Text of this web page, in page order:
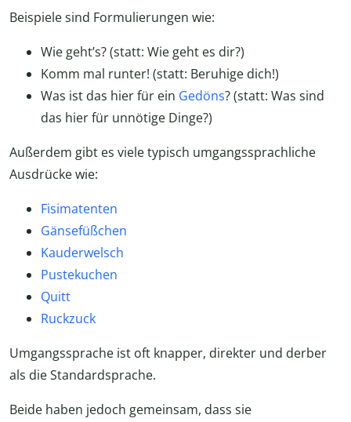
Beispiele sind Formulierungen wie:
Wie geht’s? (statt: Wie geht es dir?)
Komm mal runter! (statt: Beruhige dich!)
Was ist das hier für ein Gedöns? (statt: Was sind
das hier für unnötige Dinge?)
Außerdem gibt es viele typisch umgangssprachliche
Ausdrücke wie:
Fisimatenten
Gänsefüßchen
Kauderwelsch
Pustekuchen
Quitt
Ruckzuck
Umgangssprache ist oft knapper, direkter und derber
als die Standardsprache.
Beide haben jedoch gemeinsam, dass sie